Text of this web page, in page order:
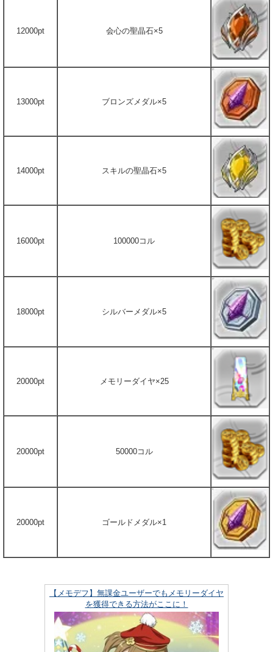
12000pt 会心の聖晶石×5
13000pt ブロンズメダル×5
14000pt スキルの聖晶石×5
16000pt 100000コル
18000pt シルバーメダル×5
20000pt メモリーダイヤ×25
20000pt 50000コル
20000pt ゴールドメダル×1
【メモデフ】無課金ユーザーでもメモリーダイヤ
を獲得できる方法がここに！